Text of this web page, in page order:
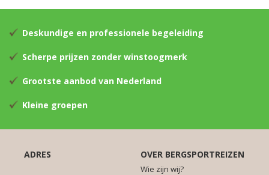
Deskundige en professionele begeleiding
Scherpe prijzen zonder winstoogmerk
Grootste aanbod van Nederland
Kleine groepen
ADRES OVER BERGSPORTREIZEN
Wie zijn wij?